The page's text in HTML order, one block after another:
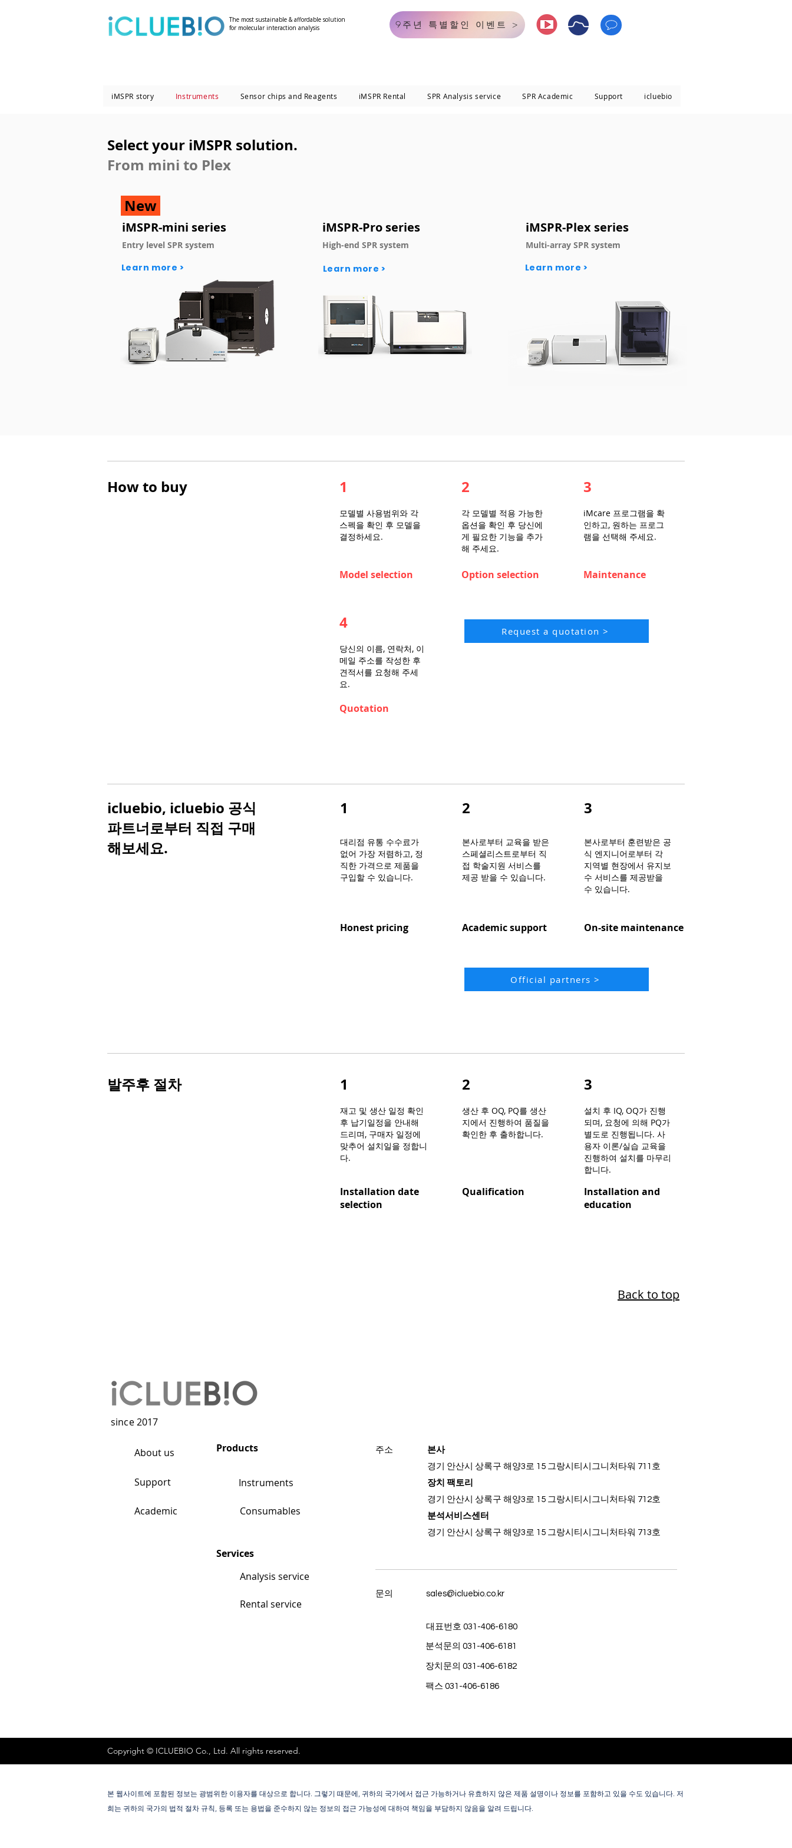
The most sustainable & affordable solution
for molecular interaction analysis
9주년 특별할인 이벤트 >
iMSPR story Instruments Sensor chips and Reagents iMSPR Rental SPR Analysis service SPR Academic Support icluebio
Select your iMSPR solution.
From mini to Plex
New
iMSPR-mini series
Entry level SPR system
Learn more >
iMSPR-Pro series
High-end SPR system
Learn more >
iMSPR-Plex series
Multi-array SPR system
Learn more >
How to buy 1
​모델별 사용범위와 각
스펙을 확인 후 모델을
결정하세요.
Model selection
4
2
각 모델별 적용 가능한
옵션을 확인 후 당신에
게 필요한 기능을 추가
해 주세요.
Option selection
3
iMcare 프로그램을 확
인하고, 원하는 프로그
램을 선택해 주세요.
Maintenance
Request a quotation >
당신의 이름, 연락처, 이
메일 주소를 작성한 후
견적서를 요청해 주세
요.
Quotation
icluebio, icluebio 공식
파트너로부터 직접 구매
해보세요.
1
대리점 유통 수수료가
없어 가장 저렴하고, 정
직한 가격으로 제품을
구입할 수 있습니다.
Honest pricing
2
본사로부터 교육을 받은
스페셜리스트로부터 직
접 학술지원 서비스를
제공 받을 수 있습니다.
Academic support
3
본사로부터 훈련받은 공
식 엔지니어로부터 각
지역별 현장에서 유지보
수 서비스를 제공받을
수 있습니다.
On-site maintenance
Official partners >
발주후 절차 1
재고 및 생산 일정 확인
후 납기일정을 안내해
드리며, 구매자 일정에
맞추어 설치일을 정합니
다.
Installation date
selection
2
​생산 후 OQ, PQ를 생산
지에서 진행하여 품질을
확인한 후 출하합니다.
Qualification
3
설치 후 IQ, OQ가 진행
되며, 요청에 의해 PQ가
별도로 진행됩니다. 사
용자 이론/실습 교육을
진행하여 설치를 마무리
합니다.
Installation and
education
Back to top
since 2017
About us Products
Support Instruments
Academic Consumables
주소
본사
경기 안산시 상록구 해양3로 15 그랑시티시그니처타워 711호
장치 팩토리
경기 안산시 상록구 해양3로 15 그랑시티시그니처타워 712호
분석서비스센터
경기 안산시 상록구 해양3로 15 그랑시티시그니처타워 713호
Services
Analysis service
Rental service
문의 sales@icluebio.co.kr
대표번호 031-406-6180
분석문의 031-406-6181
장치문의 031-406-6182
팩스 031-406-6186
Copyright © ICLUEBIO Co., Ltd. All rights reserved.
본 웹사이트에 포함된 정보는 광범위한 이용자를 대상으로 합니다. 그렇기 때문에, 귀하의 국가에서 접근 가능하거나 유효하지 않은 제품 설명이나 정보를 포함하고 있을 수도 있습니다. 저
희는 귀하의 국가의 법적 절차 규칙, 등록 또는 용법을 준수하지 않는 정보의 접근 가능성에 대하여 책임을 부담하지 않음을 알려 드립니다.